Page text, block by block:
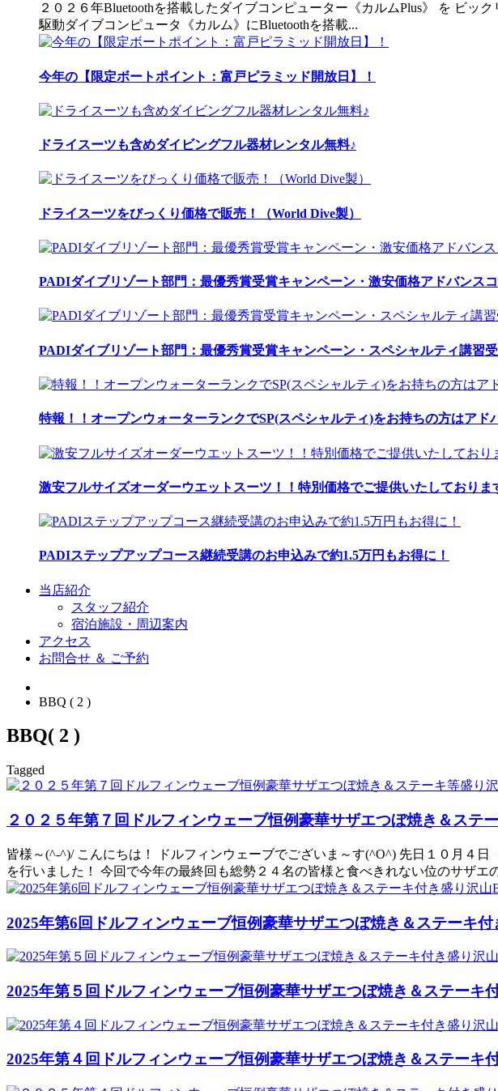
２０２６年Bluetoothを搭載したダイブコンピューター《カルムPlus》 を ビ
駆動ダイブコンピュータ《カルム》にBluetoothを搭載...
今年の【限定ボートポイント：富戸ピラミッド開放日】！
ドライスーツも含めダイビングフル器材レンタル無料♪
ドライスーツをびっくり価格で販売！（World Dive製）
PADIダイブリゾート部門：最優秀賞受賞キャンペーン・激安価格アドバンス
PADIダイブリゾート部門：最優秀賞受賞キャンペーン・スペシャルティ講習
特報！！オープンウォーターランクでSP(スペシャルティ)をお持ちの方はアド
激安フルサイズオーダーウエットスーツ！！特別価格でご提供いたしておりま
PADIステップアップコース継続受講のお申込みで約1.5万円もお得に！
当店紹介
スタッフ紹介
宿泊施設・周辺案内
アクセス
お問合せ ＆ ご予約
BBQ ( 2 )
BBQ( 2 )
Tagged
２０２５年第７回ドルフィンウェーブ恒例豪華サザエつぼ焼き＆ステ
皆様～(^-^)/ こんにちは！ ドルフィンウェーブでございま～す(^O^) 先日１０月４
を行いました！ 今回で今年の最終回も総勢２４名の皆様と食べきれない位のサザ
2025年第6回ドルフィンウェーブ恒例豪華サザエつぼ焼き＆ステーキ
2025年第５回ドルフィンウェーブ恒例豪華サザエつぼ焼き＆ステーキ
2025年第４回ドルフィンウェーブ恒例豪華サザエつぼ焼き＆ステーキ